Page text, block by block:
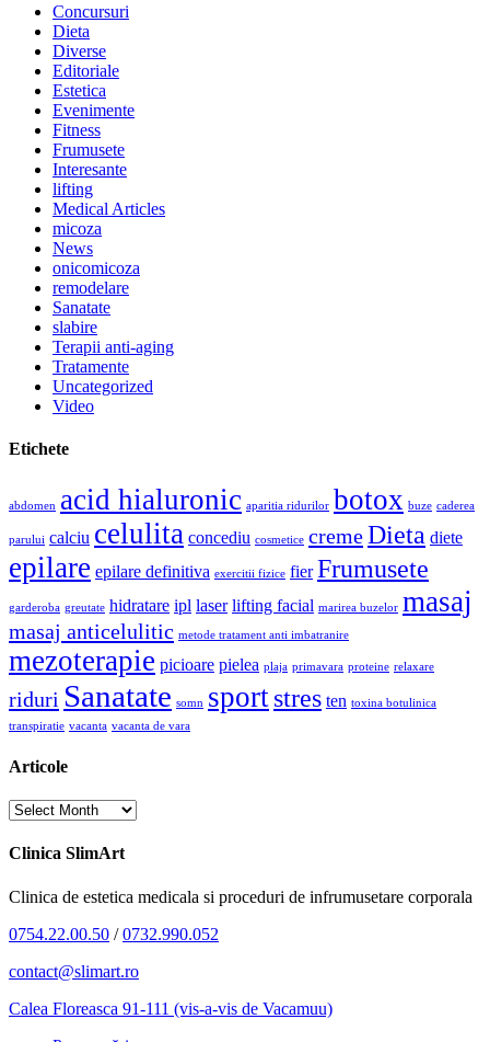
Concursuri
Dieta
Diverse
Editoriale
Estetica
Evenimente
Fitness
Frumusete
Interesante
lifting
Medical Articles
micoza
News
onicomicoza
remodelare
Sanatate
slabire
Terapii anti-aging
Tratamente
Uncategorized
Video
Etichete
abdomen acid hialuronic aparitia ridurilor botox buze caderea
parului calciu celulita concediu cosmetice cremeDieta diete
epilare epilare definitiva exercitii fizice fier Frumusete
garderoba greutate hidratare ipl laser lifting facial marirea buzelor masaj
masaj anticelulitic metode tratament anti imbatranire
mezoterapie picioare pielea plaja primavara proteine relaxare
riduri Sanatate somn sportstres ten toxina botulinica
transpiratie vacanta vacanta de vara
Articole
Articole
Clinica SlimArt
Clinica de estetica medicala si proceduri de infrumusetare corporala
0754.22.00.50 /0732.990.052
contact@slimart.ro
Calea Floreasca 91-111 (vis-a-vis de Vacamuu)